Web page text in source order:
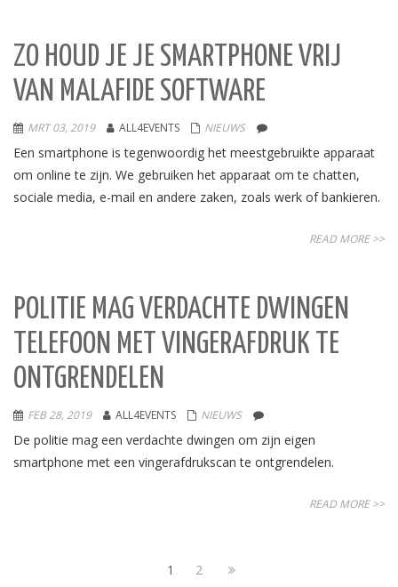
ZO HOUD JE JE SMARTPHONE VRIJ
VAN MALAFIDE SOFTWARE
MRT 03, 2019 ALL4EVENTS NIEUWS
Een smartphone is tegenwoordig het meestgebruikte apparaat
om online te zijn. We gebruiken het apparaat om te chatten,
sociale media, e-mail en andere zaken, zoals werk of bankieren.
READ MORE >>
POLITIE MAG VERDACHTE DWINGEN
TELEFOON MET VINGERAFDRUK TE
ONTGRENDELEN
FEB 28, 2019 ALL4EVENTS NIEUWS
De politie mag een verdachte dwingen om zijn eigen
smartphone met een vingerafdrukscan te ontgrendelen.
READ MORE >>
1 2